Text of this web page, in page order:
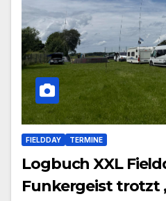
FIELDDAY TERMINE
Logbuch XXL
Funkergeist trotzt